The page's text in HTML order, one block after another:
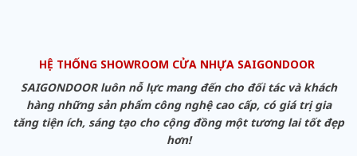
HỆ THỐNG SHOWROOM CỬA NHỰA SAIGONDOOR
SAIGONDOOR luôn nỗ lực mang đến cho đối tác và khách
hàng những sản phẩm công nghệ cao cấp, có giá trị gia
tăng tiện ích, sáng tạo cho cộng đồng một tương lai tốt đẹp
hơn!